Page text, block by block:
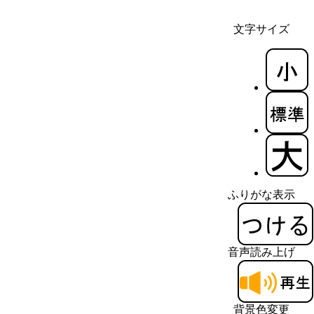
文字サイズ
ふりがな表示
音声読み上げ
背景色変更